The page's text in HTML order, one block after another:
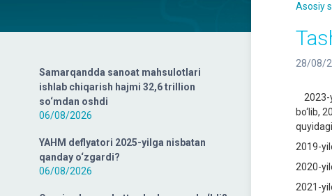
Samarqandda sanoat mahsulotlari
ishlab chiqarish hajmi 32,6 trillion
so‘mdan oshdi
06/08/2026
YAHM deflyatori 2025-yilga nisbatan
qanday o‘zgardi?
06/08/2026
Asosiy
28/08/
2023-
bo‘lib,
2019-
2020-
2021-